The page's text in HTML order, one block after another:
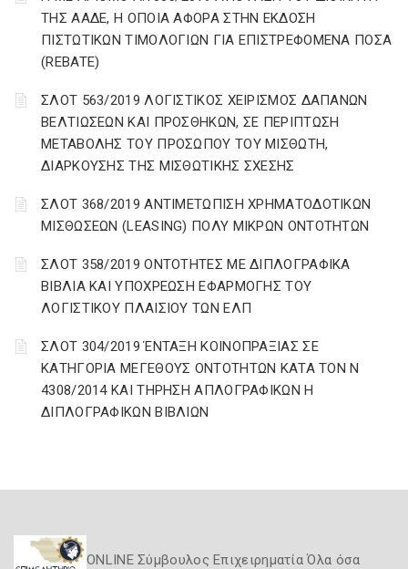
ΤΗΣ ΑΑΔΕ, Η ΟΠΟΙΑ ΑΦΟΡΑ ΣΤΗΝ ΕΚΔΟΣΗ
ΠΙΣΤΩΤΙΚΩΝ ΤΙΜΟΛΟΓΙΩΝ ΓΙΑ ΕΠΙΣΤΡΕΦΟΜΕΝΑ ΠΟΣΑ
(REBATE)
ΣΛΟΤ 563/2019 ΛΟΓΙΣΤΙΚΟΣ ΧΕΙΡΙΣΜΟΣ ΔΑΠΑΝΩΝ
ΒΕΛΤΙΩΣΕΩΝ ΚΑΙ ΠΡΟΣΘΗΚΩΝ, ΣΕ ΠΕΡΙΠΤΩΣΗ
ΜΕΤΑΒΟΛΗΣ ΤΟΥ ΠΡΟΣΩΠΟΥ ΤΟΥ ΜΙΣΘΩΤΗ,
ΔΙΑΡΚΟΥΣΗΣ ΤΗΣ ΜΙΣΘΩΤΙΚΗΣ ΣΧΕΣΗΣ
ΣΛΟΤ 368/2019 ΑΝΤΙΜΕΤΩΠΙΣΗ ΧΡΗΜΑΤΟΔΟΤΙΚΩΝ
ΜΙΣΘΩΣΕΩΝ (LEASING) ΠΟΛΥ ΜΙΚΡΩΝ ΟΝΤΟΤΗΤΩΝ
ΣΛΟΤ 358/2019 ΟΝΤΟΤΗΤΕΣ ΜΕ ΔΙΠΛΟΓΡΑΦΙΚΑ
ΒΙΒΛΙΑ ΚΑΙ ΥΠΟΧΡΕΩΣΗ ΕΦΑΡΜΟΓΗΣ ΤΟΥ
ΛΟΓΙΣΤΙΚΟΥ ΠΛΑΙΣΙΟΥ ΤΩΝ ΕΛΠ
ΣΛΟΤ 304/2019 ΈΝΤΑΞΗ ΚΟΙΝΟΠΡΑΞΙΑΣ ΣΕ
ΚΑΤΗΓΟΡΙΑ ΜΕΓΕΘΟΥΣ ΟΝΤΟΤΗΤΩΝ ΚΑΤΑ ΤΟΝ Ν
4308/2014 ΚΑΙ ΤΗΡΗΣΗ ΑΠΛΟΓΡΑΦΙΚΩΝ Η
ΔΙΠΛΟΓΡΑΦΙΚΩΝ ΒΙΒΛΙΩΝ
ONLINE Σύμβουλος Επιχειρηματία Όλα όσα